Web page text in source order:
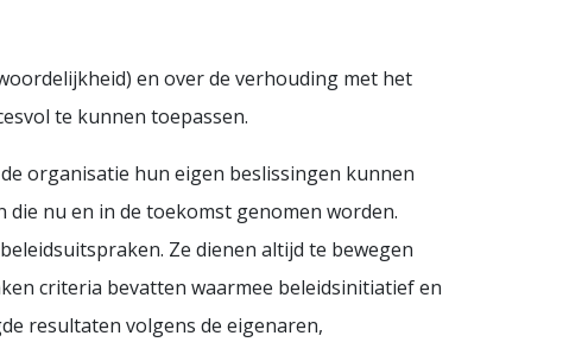
en over de verhouding met het
te kunnen toepassen.
organisatie hun eigen beslissingen kunnen
nu en in de toekomst genomen worden.
Ze dienen altijd te bewegen
criteria bevatten waarmee beleidsinitiatief en
resultaten volgens de eigenaren,